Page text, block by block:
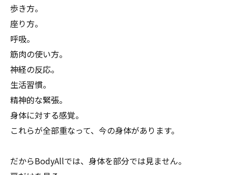
歩き方。
座り方。
呼吸。
筋肉の使い方。
神経の反応。
生活習慣。
精神的な緊張。
身体に対する感覚。
これらが全部重なって、今の身体があります。
だからBodyAllでは、身体を部分では見ません。